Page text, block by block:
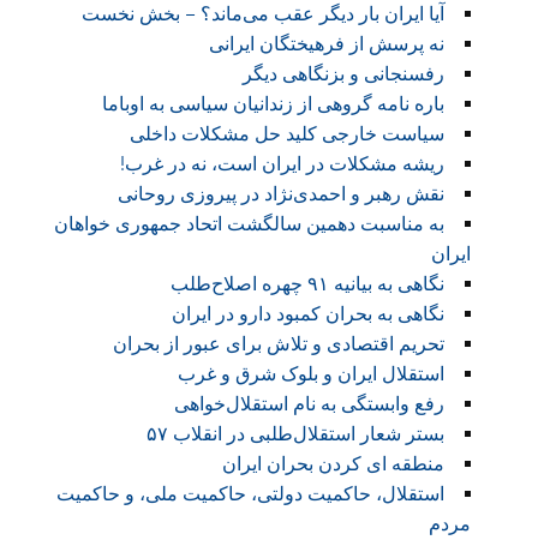
آیا ایران بار دیگر عقب می‌ماند؟ – بخش نخست
نه پرسش از فرهیختگان ایرانی
رفسنجانی و بزنگاهی دیگر
باره نامه گروهی از زندانیان سیاسی به اوباما
سیاست خارجی کلید حل مشکلات داخلی
ریشه مشکلات در ایران است، نه در غرب!
نقش رهبر و احمدی‌نژاد در پیروزی روحانی
به مناسبت دهمین سالگشت اتحاد جمهوری خواهان
ایران
نگاهی به بیانیه ۹۱ چهره اصلاح‌طلب
نگاهی به بحران کمبود دارو در ایران
تحریم اقتصادی و تلاش برای عبور از بحران
استقلال ایران و بلوک شرق و غرب
رفع وابستگی به نام استقلال‌خواهی
بستر شعار استقلال‌طلبی در انقلاب ۵۷
منطقه ای کردن بحران ایران
استقلال، حاکمیت دولتی، حاکمیت ملی، و حاکمیت
مردم